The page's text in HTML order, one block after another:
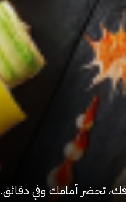
تحضر أمامك وفي دقائق.